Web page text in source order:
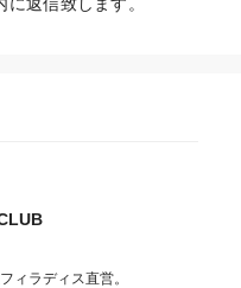
ィラディス直営。